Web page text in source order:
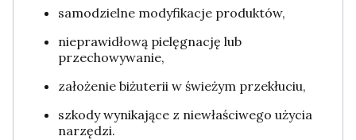
samodzielne modyfikacje produktów,
nieprawidłową pielęgnację lub
przechowywanie,
założenie biżuterii w świeżym przekłuciu,
szkody wynikające z niewłaściwego użycia
narzędzi.